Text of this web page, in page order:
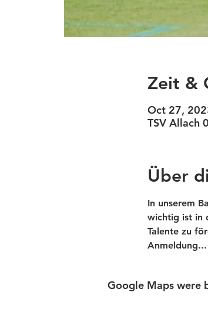
Zeit &
Oct 27,
TSV Allach
Über
In unserem
wichtig ist in
Talente zu
Anmeldung...
Google Maps were